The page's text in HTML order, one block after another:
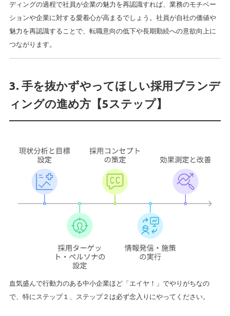
ディングの過程で社員が企業の魅力を再認識すれば、業務のモチベー
ションや企業に対する愛着心が高まるでしょう。社員が自社の価値や
魅力を再認識することで、転職意向の低下や長期勤続への意欲向上に
つながります。
3. 手を抜かずやってほしい採用ブランデ
ィングの進め方【5ステップ】
血気盛んで行動力のある中小企業ほど「エイヤ！」でやりがちなの
で、特にステップ１、ステップ２は必ず念入りにやってください。